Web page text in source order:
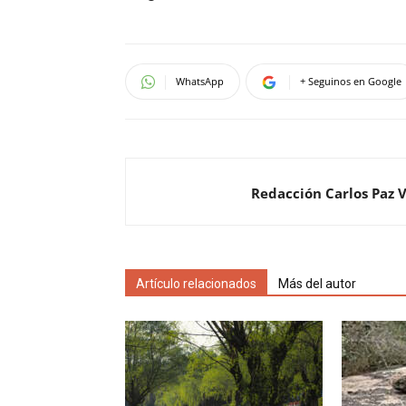
WhatsApp + Seguinos en Google
Redacción Carlos Paz
Artículo relacionados Más del autor